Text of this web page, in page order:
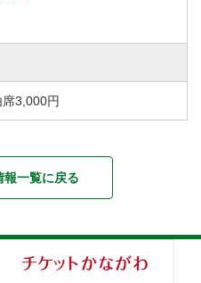
3,000円
報一覧に戻る